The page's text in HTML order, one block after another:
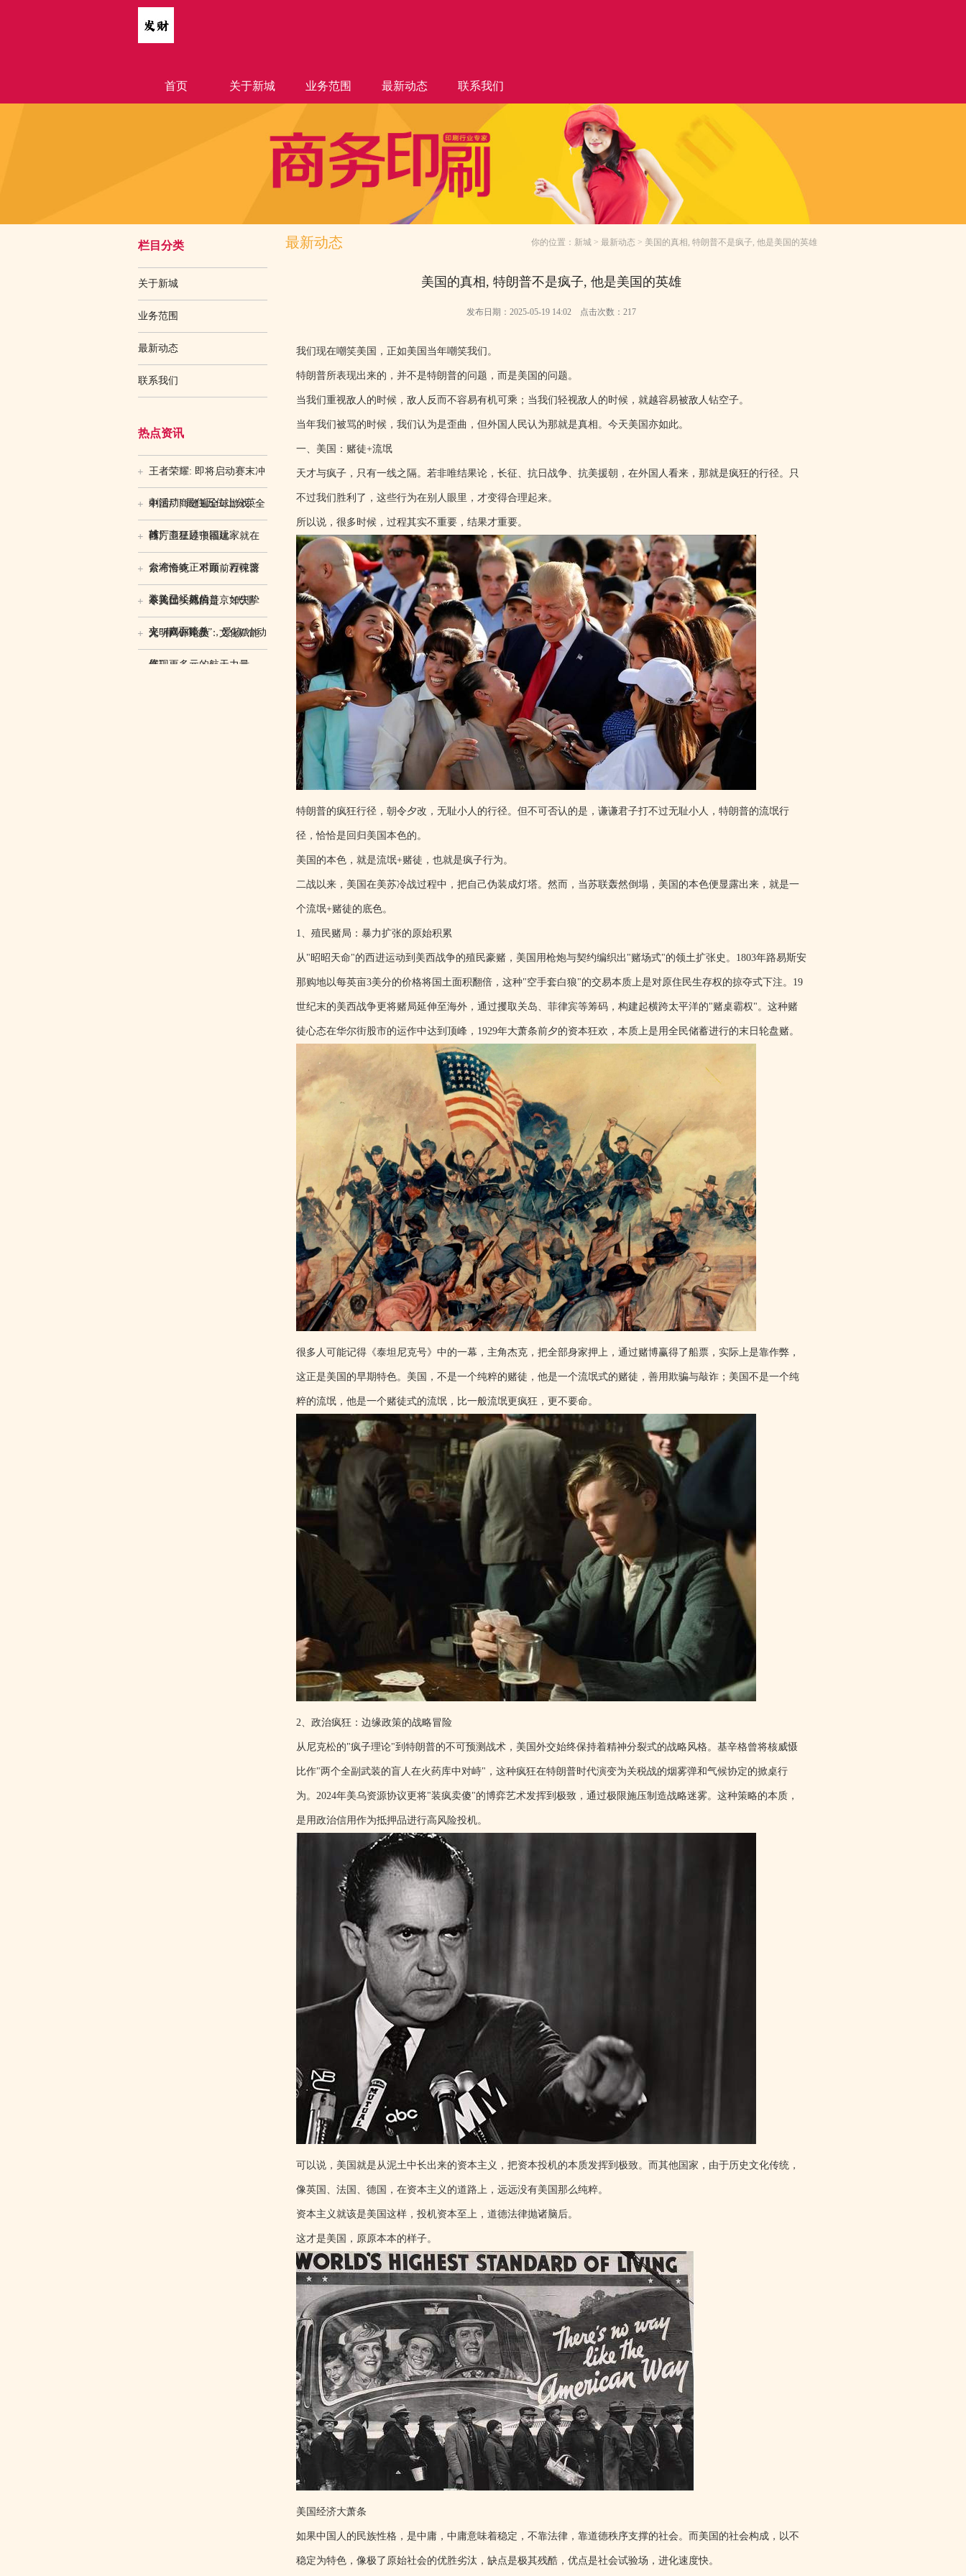
首页 关于新城 业务范围 最新动态 联系我们
栏目分类
关于新城
业务范围
最新动态
联系我们
热点资讯
王者荣耀: 即将启动赛末冲
刺活动! 最住五位上分英
雄!
中国厂商缝遍全球游戏, 全
球厂商狂舔中国玩家
西方卫星过顶福建，就在
台湾海峡正对面，万吨滚
装轮已经就位
索布恰克：不顾前程保普
京入仕，死后普京如失挚
交，直面暗杀
令美国头痛的是，“代理
人”有“小算盘”，爱搞“小动
作”
光明网评论员：文化赋能
展现更多元的航天力量
最新动态 你的位置： 新城 > 最新动态 > 美国的真相, 特朗普不是疯子, 他是美国的英雄
美国的真相, 特朗普不是疯子, 他是美国的英雄
发布日期：2025-05-19 14:02 点击次数：217
我们现在嘲笑美国，正如美国当年嘲笑我们。
特朗普所表现出来的，并不是特朗普的问题，而是美国的问题。
当我们重视敌人的时候，敌人反而不容易有机可乘；当我们轻视敌人的时候，就越容易被敌人钻空子。
当年我们被骂的时候，我们认为是歪曲，但外国人民认为那就是真相。今天美国亦如此。
一、美国：赌徒+流氓
天才与疯子，只有一线之隔。若非唯结果论，长征、抗日战争、抗美援朝，在外国人看来，那就是疯狂的行径。只
不过我们胜利了，这些行为在别人眼里，才变得合理起来。
所以说，很多时候，过程其实不重要，结果才重要。
特朗普的疯狂行径，朝令夕改，无耻小人的行径。但不可否认的是，谦谦君子打不过无耻小人，特朗普的流氓行
径，恰恰是回归美国本色的。
美国的本色，就是流氓+赌徒，也就是疯子行为。
二战以来，美国在美苏冷战过程中，把自己伪装成灯塔。然而，当苏联轰然倒塌，美国的本色便显露出来，就是一
个流氓+赌徒的底色。
1、殖民赌局：暴力扩张的原始积累
从"昭昭天命"的西进运动到美西战争的殖民豪赌，美国用枪炮与契约编织出"赌场式"的领土扩张史。1803年路易斯安
那购地以每英亩3美分的价格将国土面积翻倍，这种"空手套白狼"的交易本质上是对原住民生存权的掠夺式下注。19
世纪末的美西战争更将赌局延伸至海外，通过攫取关岛、菲律宾等筹码，构建起横跨太平洋的"赌桌霸权"。这种赌
徒心态在华尔街股市的运作中达到顶峰，1929年大萧条前夕的资本狂欢，本质上是用全民储蓄进行的末日轮盘赌。
很多人可能记得《泰坦尼克号》中的一幕，主角杰克，把全部身家押上，通过赌博赢得了船票，实际上是靠作弊，
这正是美国的早期特色。美国，不是一个纯粹的赌徒，他是一个流氓式的赌徒，善用欺骗与敲诈；美国不是一个纯
粹的流氓，他是一个赌徒式的流氓，比一般流氓更疯狂，更不要命。
2、政治疯狂：边缘政策的战略冒险
从尼克松的"疯子理论"到特朗普的不可预测战术，美国外交始终保持着精神分裂式的战略风格。基辛格曾将核威慑
比作"两个全副武装的盲人在火药库中对峙"，这种疯狂在特朗普时代演变为关税战的烟雾弹和气候协定的掀桌行
为。2024年美乌资源协议更将"装疯卖傻"的博弈艺术发挥到极致，通过极限施压制造战略迷雾。这种策略的本质，
是用政治信用作为抵押品进行高风险投机。
可以说，美国就是从泥土中长出来的资本主义，把资本投机的本质发挥到极致。而其他国家，由于历史文化传统，
像英国、法国、德国，在资本主义的道路上，远远没有美国那么纯粹。
资本主义就该是美国这样，投机资本至上，道德法律抛诸脑后。
这才是美国，原原本本的样子。
美国经济大萧条
如果中国人的民族性格，是中庸，中庸意味着稳定，不靠法律，靠道德秩序支撑的社会。而美国的社会构成，以不
稳定为特色，像极了原始社会的优胜劣汰，缺点是极其残酷，优点是社会试验场，进化速度快。